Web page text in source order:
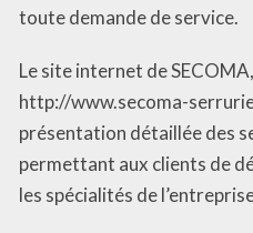
toute demande de service.
Le site internet de
http://www.secoma-
présentation détaillée des
permettant aux clients de
les spécialités de